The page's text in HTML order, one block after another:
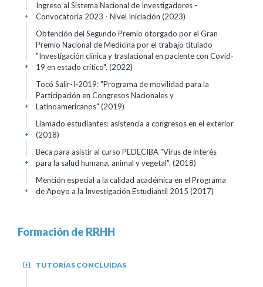
Ingreso al Sistema Nacional de Investigadores -
Convocatoria 2023 - Nivel Iniciación (2023)
+
Obtención del Segundo Premio otorgado por el Gran
Premio Nacional de Medicina por el trabajo titulado
"Investigación clínica y traslacional en paciente con Covid-
19 en estado crítico". (2022)
+
Tocó Salir-I-2019: "Programa de movilidad para la
Participación en Congresos Nacionales y
Latinoamericanos" (2019)
+
Llamado estudiantes: asistencia a congresos en el exterior
(2018)
+
Beca para asistir al curso PEDECIBA "Virus de interés
para la salud humana, animal y vegetal". (2018)
+
Mención especial a la calidad académica en el Programa
de Apoyo a la Investigación Estudiantil 2015 (2017)
+
Formación de RRHH
TUTORÍAS CONCLUIDAS
+